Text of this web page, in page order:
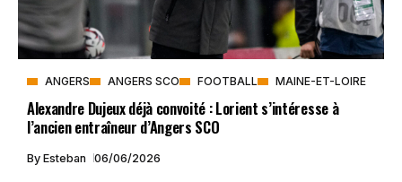
ANGERS ANGERS SCO FOOTBALL MAINE-ET-LOIRE
Alexandre Dujeux déjà convoité : Lorient s’intéresse à
l’ancien entraîneur d’Angers SCO
By Esteban 06/06/2026